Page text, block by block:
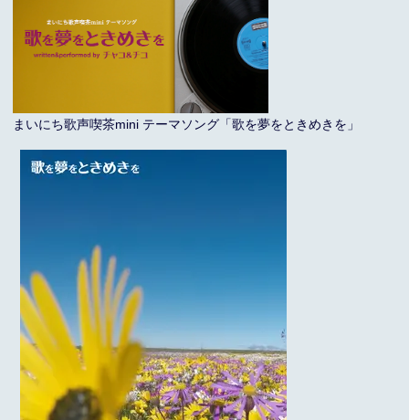
まいにち歌声喫茶mini テーマソング「歌を夢をときめきを」